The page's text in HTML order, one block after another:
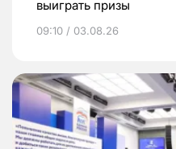
выиграть призы
09:10 / 03.08.26